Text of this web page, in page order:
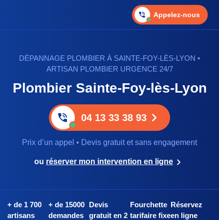
Appelez-nous
DÉPANNAGE PLOMBIER À SAINTE-FOY-LÈS-LYON •
ARTISAN PLOMBIER URGENCE 24/7
Plombier Sainte-Foy-lès-Lyon
04 13 33 38 93
Prix d’un appel • Devis gratuit et sans engagement
ou réserver mon intervention en ligne
+ de 1 700
artisans
+ de 15000
demandes
Devis
gratuit en 2
Fourchette
tarifaire fixe
Réservez
en ligne